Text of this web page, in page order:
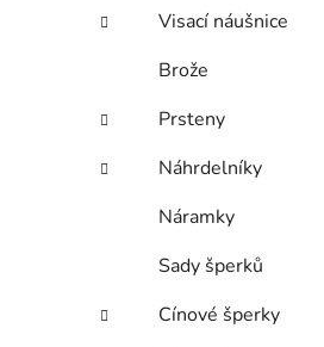
n
a
e
e
Visací náušnice
Brože
Prsteny
Náhrdelníky
Náramky
Sady šperků
Cínové šperky